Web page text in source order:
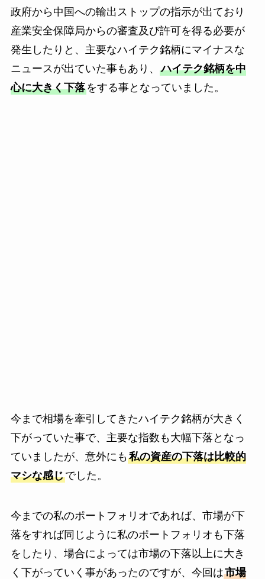
政府から中国への輸出ストップの指示が出ており
産業安全保障局からの審査及び許可を得る必要が
発生したりと、主要なハイテク銘柄にマイナスな
ニュースが出ていた事もあり、 ハイテク銘柄を中
心に大きく下落をする事となっていました。
今まで相場を牽引してきたハイテク銘柄が大きく
下がっていた事で、主要な指数も大幅下落となっ
ていましたが、意外にも私の資産の下落は比較的
マシな感じでした。
今までの私のポートフォリオであれば、市場が下
落をすれば同じように私のポートフォリオも下落
をしたり、場合によっては市場の下落以上に大き
く下がっていく事があったのですが、今回は市場